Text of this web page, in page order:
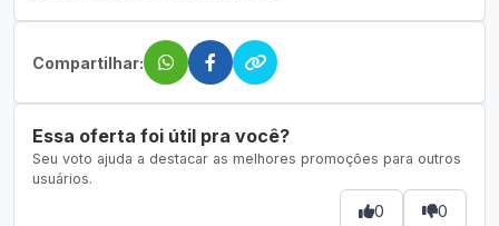
Compartilhar:
Essa oferta foi útil pra você?
Seu voto ajuda a destacar as melhores promoções para outros
usuários.
0 0